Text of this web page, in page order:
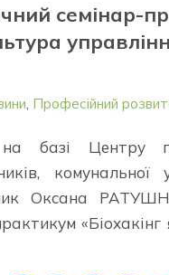
семінар-
Професійний
базі Центру
комунальної
Оксана